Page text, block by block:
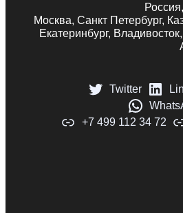
Москва, Санкт Петербург,
Екатеринбург,
Twitter
+7 499 112 34 72